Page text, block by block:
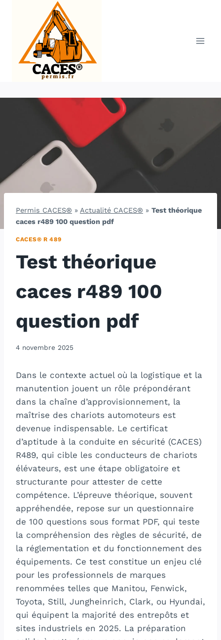
Permis CACES® » Actualité CACES® » Test théorique
caces r489 100 question pdf
CACES® R 489
Test théorique
caces r489 100
question pdf
4 novembre 2025
Dans le contexte actuel où la logistique et la
manutention jouent un rôle prépondérant
dans la chaîne d’approvisionnement, la
maîtrise des chariots automoteurs est
devenue indispensable. Le certificat
d’aptitude à la conduite en sécurité (CACES)
R489, qui cible les conducteurs de chariots
élévateurs, est une étape obligatoire et
structurante pour attester de cette
compétence. L’épreuve théorique, souvent
appréhendée, repose sur un questionnaire
de 100 questions sous format PDF, qui teste
la compréhension des règles de sécurité, de
la réglementation et du fonctionnement des
équipements. Ce test constitue un enjeu clé
pour les professionnels de marques
renommées telles que Manitou, Fenwick,
Toyota, Still, Jungheinrich, Clark, ou Hyundai,
qui équipent la majorité des entrepôts et
sites industriels en 2025. La préparation